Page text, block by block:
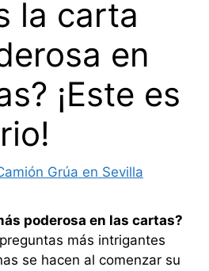
la carta
en
¡Este es
Grúa en Sevilla
poderosa en las cartas?
más intrigantes
se hacen al comenzar su